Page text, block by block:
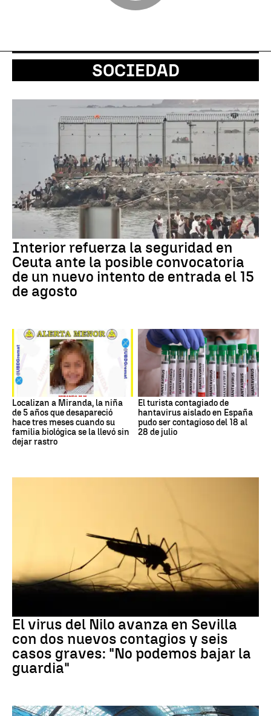
SOCIEDAD
Interior refuerza la seguridad en
Ceuta ante la posible convocatoria
de un nuevo intento de entrada el 15
de agosto
Localizan a Miranda, la niña
de 5 años que desapareció
hace tres meses cuando su
familia biológica se la llevó sin
dejar rastro
El turista contagiado de
hantavirus aislado en España
pudo ser contagioso del 18 al
28 de julio
El virus del Nilo avanza en Sevilla
con dos nuevos contagios y seis
casos graves: "No podemos bajar la
guardia"